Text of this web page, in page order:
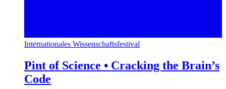
Internationales Wissenschaftsfestival
Pint of Science • Cracking the Brain’s
Code